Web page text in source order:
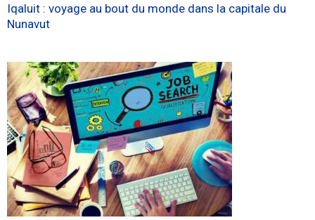
Iqaluit : voyage au bout du monde dans la capitale du
Nunavut